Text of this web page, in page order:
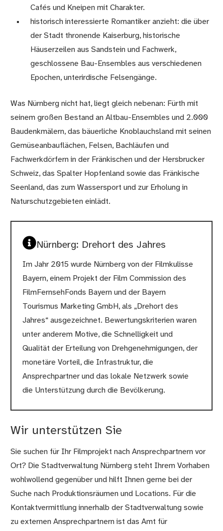
Cafés und Kneipen mit Charakter.
historisch interessierte Romantiker anzieht: die über
der Stadt thronende Kaiserburg, historische
Häuserzeilen aus Sandstein und Fachwerk,
geschlossene Bau-Ensembles aus verschiedenen
Epochen, unterirdische Felsengänge.
Was Nürnberg nicht hat, liegt gleich nebenan: Fürth mit
seinem großen Bestand an Altbau-Ensembles und 2.000
Baudenkmälern, das bäuerliche Knoblauchsland mit seinen
Gemüseanbauflächen, Felsen, Bachläufen und
Fachwerkdörfern in der Fränkischen und der Hersbrucker
Schweiz, das Spalter Hopfenland sowie das Fränkische
Seenland, das zum Wassersport und zur Erholung in
Naturschutzgebieten einlädt.
Nürnberg: Drehort des Jahres
Im Jahr 2015 wurde Nürnberg von der Filmkulisse
Bayern, einem Projekt der Film Commission des
FilmFernsehFonds Bayern und der Bayern
Tourismus Marketing GmbH, als „Drehort des
Jahres“ ausgezeichnet. Bewertungskriterien waren
unter anderem Motive, die Schnelligkeit und
Qualität der Erteilung von Drehgenehmigungen, der
monetäre Vorteil, die Infrastruktur, die
Ansprechpartner und das lokale Netzwerk sowie
die Unterstützung durch die Bevölkerung.
Wir unterstützen Sie
Sie suchen für Ihr Filmprojekt nach Ansprechpartnern vor
Ort? Die Stadtverwaltung Nürnberg steht Ihrem Vorhaben
wohlwollend gegenüber und hilft Ihnen gerne bei der
Suche nach Produktionsräumen und Locations. Für die
Kontaktvermittlung innerhalb der Stadtverwaltung sowie
zu externen Ansprechpartnern ist das Amt für